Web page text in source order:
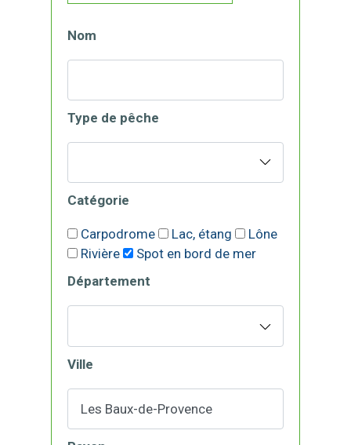
Nom
Type de pêche
Catégorie
Carpodrome Lac, étang
Lône
Rivière
Spot en bord de mer
Département
Ville